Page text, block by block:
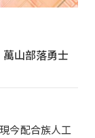
萬山部落勇士
今配合族人工